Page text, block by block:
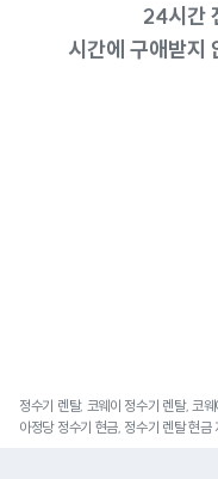
24시간
시간에 구애받지
정수기 렌탈, 코웨이 정수기 렌탈, 코
아정당 정수기 현금, 정수기 렌탈 현